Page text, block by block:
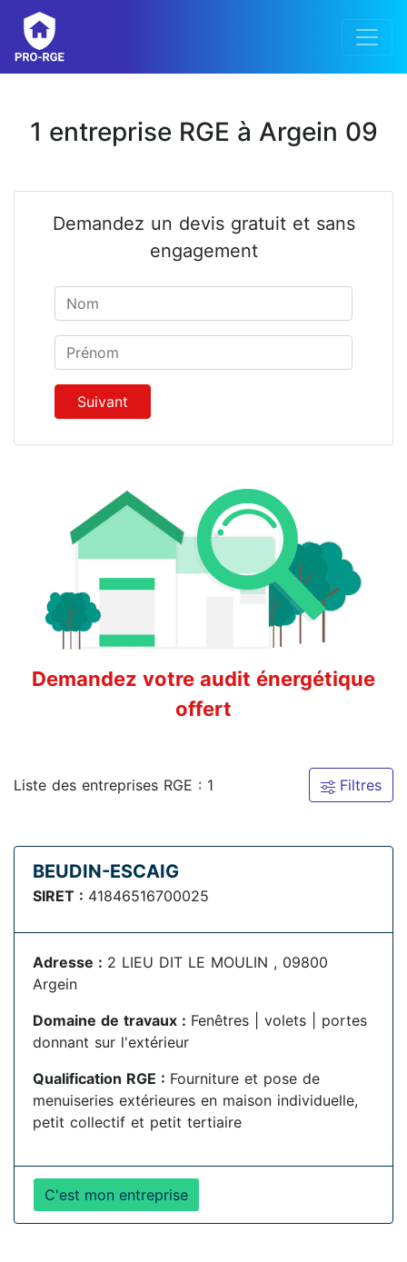
1 entreprise RGE à Argein 09
Demandez un devis gratuit et sans
engagement
Prénom
Suivant
Demandez votre audit énergétique
offert
Liste des entreprises RGE : 1 Filtres
BEUDIN-ESCAIG
SIRET : 41846516700025
Adresse : 2 LIEU DIT LE MOULIN , 09800
Argein
Domaine de travaux : Fenêtres | volets | portes
donnant sur l'extérieur
Qualification RGE : Fourniture et pose de
menuiseries extérieures en maison individuelle,
petit collectif et petit tertiaire
C'est mon entreprise